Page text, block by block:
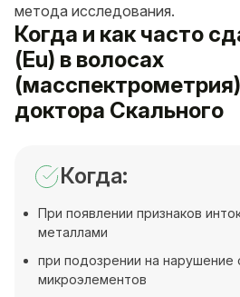
метода исследования.
Когда и как часто
(Eu) в волосах
доктора Скального
Когда:
При появлении признаков
металлами
при подозрении на нарушение
микроэлементов